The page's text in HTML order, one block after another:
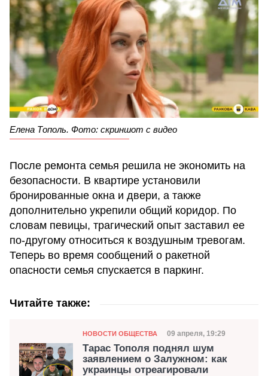
Елена Тополь. Фото: скриншот с видео
После ремонта семья решила не экономить на
безопасности. В квартире установили
бронированные окна и двери, а также
дополнительно укрепили общий коридор. По
словам певицы, трагический опыт заставил ее
по-другому относиться к воздушным тревогам.
Теперь во время сообщений о ракетной
опасности семья спускается в паркинг.
Читайте также:
Категория
НОВОСТИ ОБЩЕСТВА Дата публикации
09 апреля, 19:29
Тарас Тополя поднял шум
заявлением о Залужном: как
украинцы отреагировали